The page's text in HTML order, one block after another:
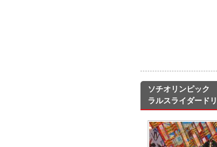
ソチオリンピック
ラルスライダード